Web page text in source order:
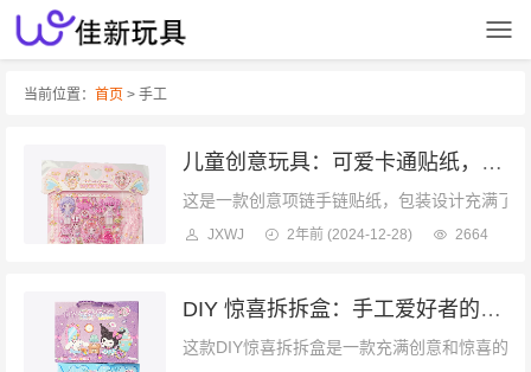
当前位置： 首页 > 手工
儿童创意玩具：可爱卡通贴纸，打造专属项链手链
这是一款创意项链手链贴纸，包装设计充满了
JXWJ 2年前 (2024-12-28) 2664
DIY 惊喜拆拆盒：手工爱好者的梦幻盲盒体验惊喜的宝藏
这款DIY惊喜拆拆盒是一款充满创意和惊喜的